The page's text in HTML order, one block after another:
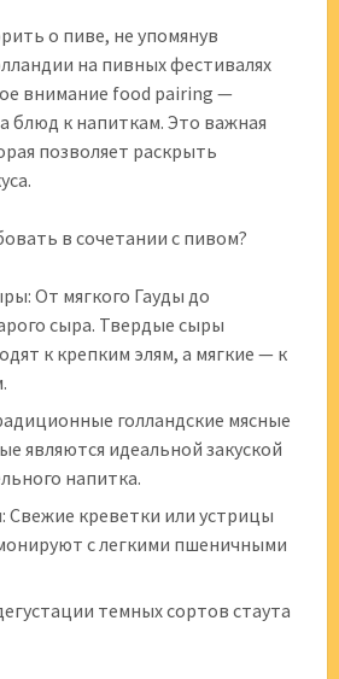
о пиве, не упомянув
на пивных фестивалях
внимание food pairing —
блюд к напиткам. Это важная
позволяет раскрыть
в сочетании с пивом?
От мягкого Гауды до
сыра. Твердые сыры
к крепким элям, а мягкие — к
голландские мясные
являются идеальной закуской
напитка.
Свежие креветки или устрицы
с легкими пшеничными
темных сортов стаута